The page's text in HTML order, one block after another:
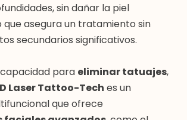
sin dañar la piel
que asegura un tratamiento sin
secundarios significativos.
para eliminar tatuajes,
Laser Tattoo-Tech es un
que ofrece